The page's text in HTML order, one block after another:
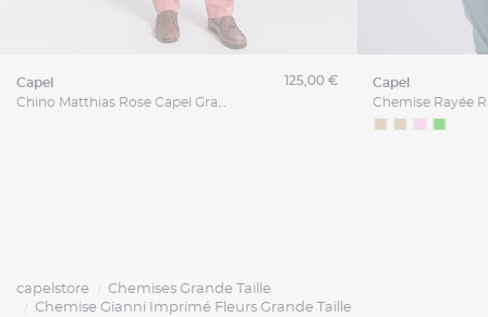
capel
Chino Matthias Rose Capel Grande Taille
125,00 € capel
capelstore
Chemises Grande Taille
Chemise Gianni Imprimé Fleurs Grande Taille